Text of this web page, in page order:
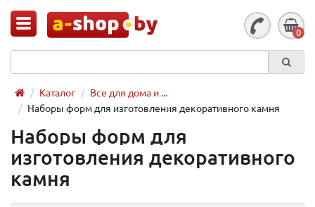
0
Каталог
Все для дома и ...
Наборы форм для изготовления декоративного камня
Наборы форм для
изготовления декоративного
камня